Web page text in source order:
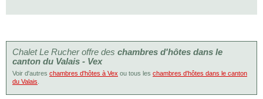
Chalet Le Rucher offre des chambres d'hôtes dans le
canton du Valais - Vex
Voir d'autres chambres d'hôtes à Vex ou tous les chambres d'hôtes dans le canton
du Valais